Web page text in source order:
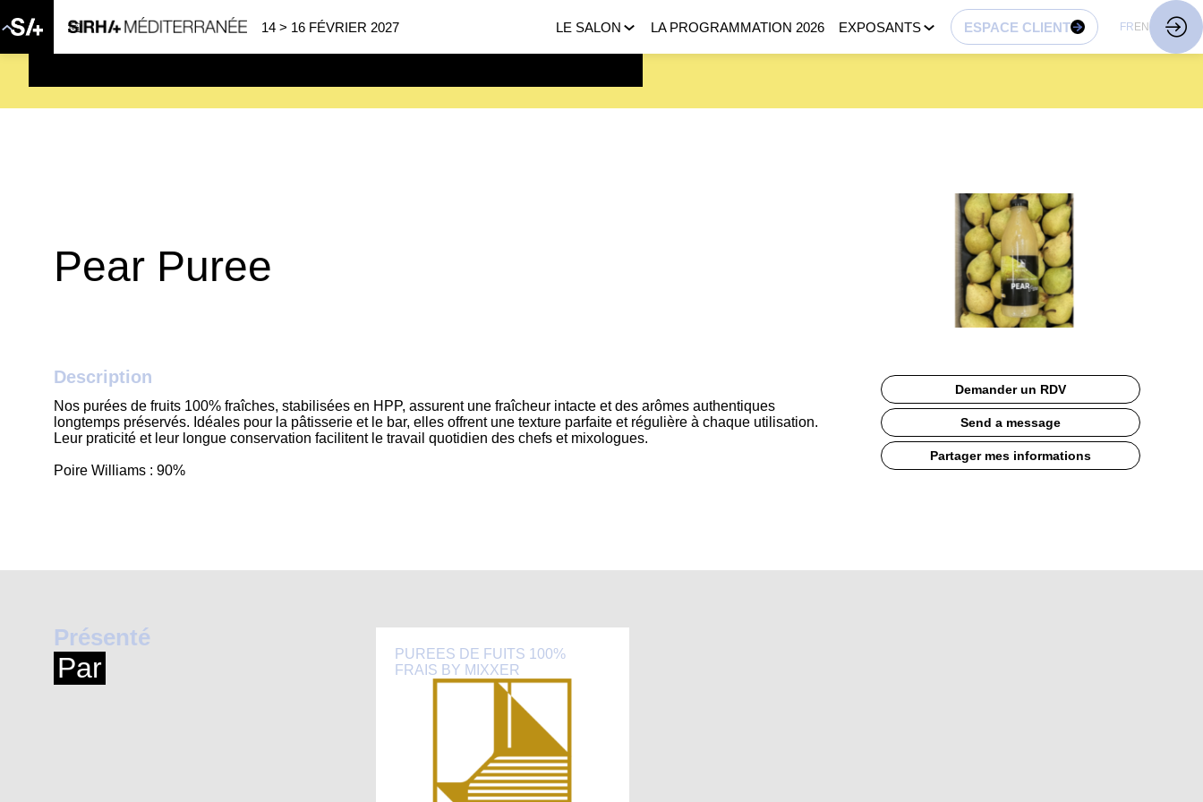
14 > 16 FÉVRIER 2027 LE SALON LA PROGRAMMATION 2026 EXPOSANTS ESPACE CLIENT FR EN
Pear Puree
Demander un RDV
Send a message
Partager mes informations
Description
Nos purées de fruits 100% fraîches, stabilisées en HPP, assurent une fraîcheur intacte et des arômes authentiques
longtemps préservés. Idéales pour la pâtisserie et le bar, elles offrent une texture parfaite et régulière à chaque utilisation.
Leur praticité et leur longue conservation facilitent le travail quotidien des chefs et mixologues.
Poire Williams : 90%
Présenté
Par
PUREES DE FUITS 100%
FRAIS BY MIXXER